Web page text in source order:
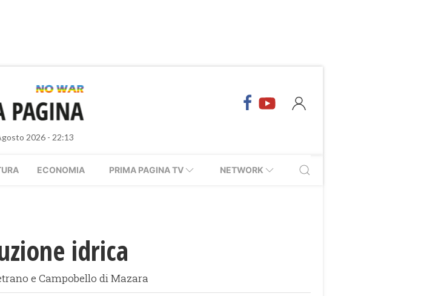
2026 - 22:13
ECONOMIA PRIMA PAGINA TV NETWORK
idrica
e Campobello di Mazara